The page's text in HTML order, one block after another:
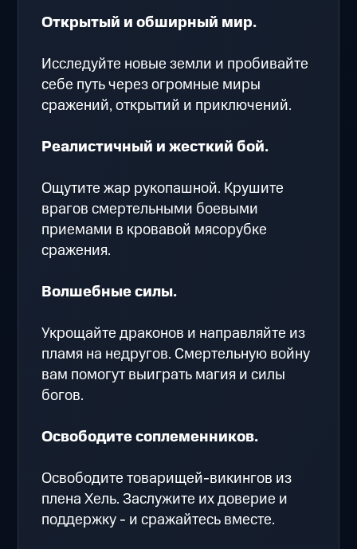
Открытый и обширный мир.
Исследуйте новые земли и пробивайте
себе путь через огромные миры
сражений, открытий и приключений.
Реалистичный и жесткий бой.
Ощутите жар рукопашной. Крушите
врагов смертельными боевыми
приемами в кровавой мясорубке
сражения.
Волшебные силы.
Укрощайте драконов и направляйте из
пламя на недругов. Смертельную войну
вам помогут выиграть магия и силы
богов.
Освободите соплеменников.
Освободите товарищей-викингов из
плена Хель. Заслужите их доверие и
поддержку - и сражайтесь вместе.